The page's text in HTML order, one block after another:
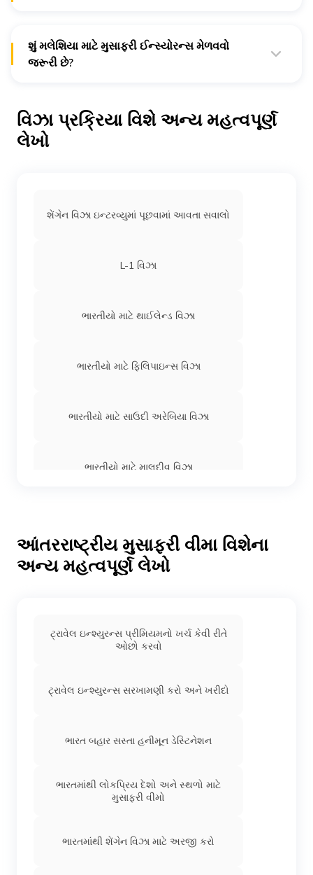
શું મલેશિયા માટે મુસાફરી ઈન્સ્યોરન્સ મેળવવો
જરૂરી છે?
વિઝા પ્રક્રિયા વિશે અન્ય મહત્વપૂર્ણ
લેખો
શેંગેન વિઝા ઇન્ટરવ્યુમાં પૂછવામાં આવતા સવાલો
L-1 વિઝા
ભારતીયો માટે થાઈલેન્ડ વિઝા
ભારતીયો માટે ફિલિપાઇન્સ વિઝા
ભારતીયો માટે સાઉદી અરેબિયા વિઝા
ભારતીયો માટે માલદીવ વિઝા
ભારતમાંથી ઇટાલીના વિઝા
આંતરરાષ્ટ્રીય મુસાફરી વીમા વિશેના
અન્ય મહત્વપૂર્ણ લેખો
ટ્રાવેલ ઇન્શ્યુરન્સ પ્રીમિયમનો ખર્ચ કેવી રીતે
ઓછો કરવો
ટ્રાવેલ ઇન્શ્યુરન્સ સરખામણી કરો અને ખરીદો
ભારત બહાર સસ્તા હનીમૂન ડેસ્ટિનેશન
ભારતમાંથી લોકપ્રિય દેશો અને સ્થળો માટે
મુસાફરી વીમો
ભારતમાંથી શેંગેન વિઝા માટે અરજી કરો